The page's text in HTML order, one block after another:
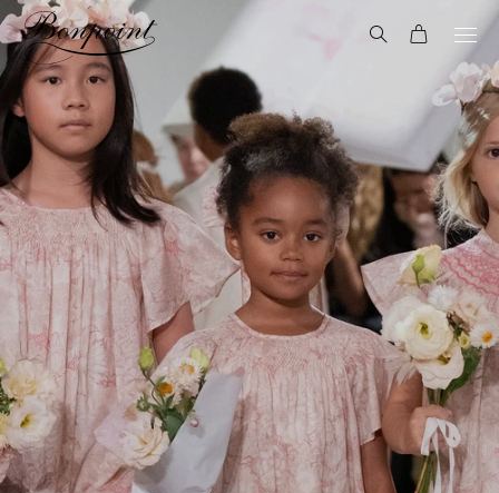
Aller directement au contenu
Recherche
Panier